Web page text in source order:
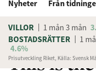
Nyheter Från
VILLOR 1 mån 3 mån
BOSTADSRÄTTER
1
4.6%
Prisutveckling Riket, Källa: Svensk
This is